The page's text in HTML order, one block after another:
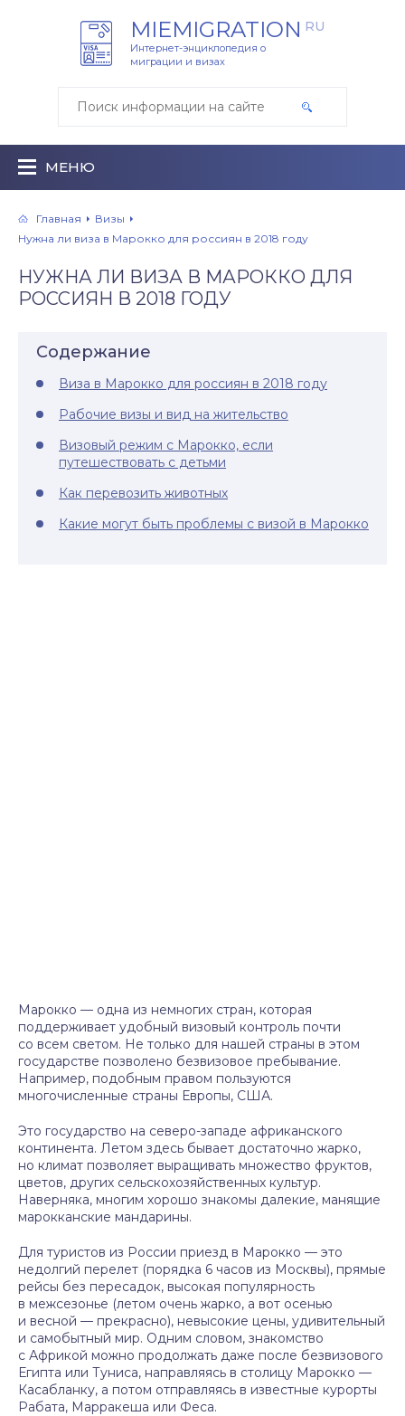
MIEMIGRATION RU
Интернет-энциклопедия о
миграции и визах
МЕНЮ
Главная
Визы
Нужна ли виза в Марокко для россиян в 2018 году
НУЖНА ЛИ ВИЗА В МАРОККО ДЛЯ
РОССИЯН В 2018 ГОДУ
Содержание
Виза в Марокко для россиян в 2018 году
Рабочие визы и вид на жительство
Визовый режим с Марокко, если
путешествовать с детьми
Как перевозить животных
Какие могут быть проблемы с визой в Марокко
Марокко — одна из немногих стран, которая
поддерживает удобный визовый контроль почти
со всем светом. Не только для нашей страны в этом
государстве позволено безвизовое пребывание.
Например, подобным правом пользуются
многочисленные страны Европы, США.
Это государство на северо-западе африканского
континента. Летом здесь бывает достаточно жарко,
но климат позволяет выращивать множество фруктов,
цветов, других сельскохозяйственных культур.
Наверняка, многим хорошо знакомы далекие, манящие
марокканские мандарины.
Для туристов из России приезд в Марокко — это
недолгий перелет (порядка 6 часов из Москвы), прямые
рейсы без пересадок, высокая популярность
в межсезонье (летом очень жарко, а вот осенью
и весной — прекрасно), невысокие цены, удивительный
и самобытный мир. Одним словом, знакомство
с Африкой можно продолжать даже после безвизового
Египта или Туниса, направляясь в столицу Марокко —
Касабланку, а потом отправляясь в известные курорты
Рабата, Марракеша или Феса.